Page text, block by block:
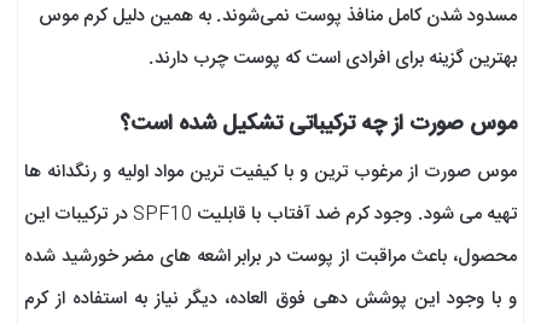
مسدود شدن کامل منافذ پوست نمی‌شوند. به همین دلیل کرم موس
بهترین گزینه برای افرادی است که پوست چرب دارند.
موس صورت از چه ترکیباتی تشکیل شده است؟
موس صورت از مرغوب ترین و با کیفیت ترین مواد اولیه و رنگدانه ها
تهیه می شود. وجود کرم ضد آفتاب با قابلیت SPF10 در ترکیبات این
محصول، باعث مراقبت از پوست در برابر اشعه های مضر خورشید شده
و با وجود این پوشش دهی فوق العاده، دیگر نیاز به استفاده از کرم